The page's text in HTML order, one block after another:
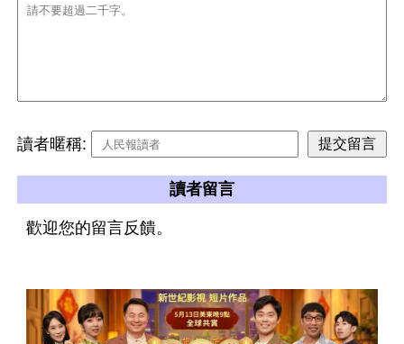
讀者暱稱:
讀者留言
歡迎您的留言反饋。